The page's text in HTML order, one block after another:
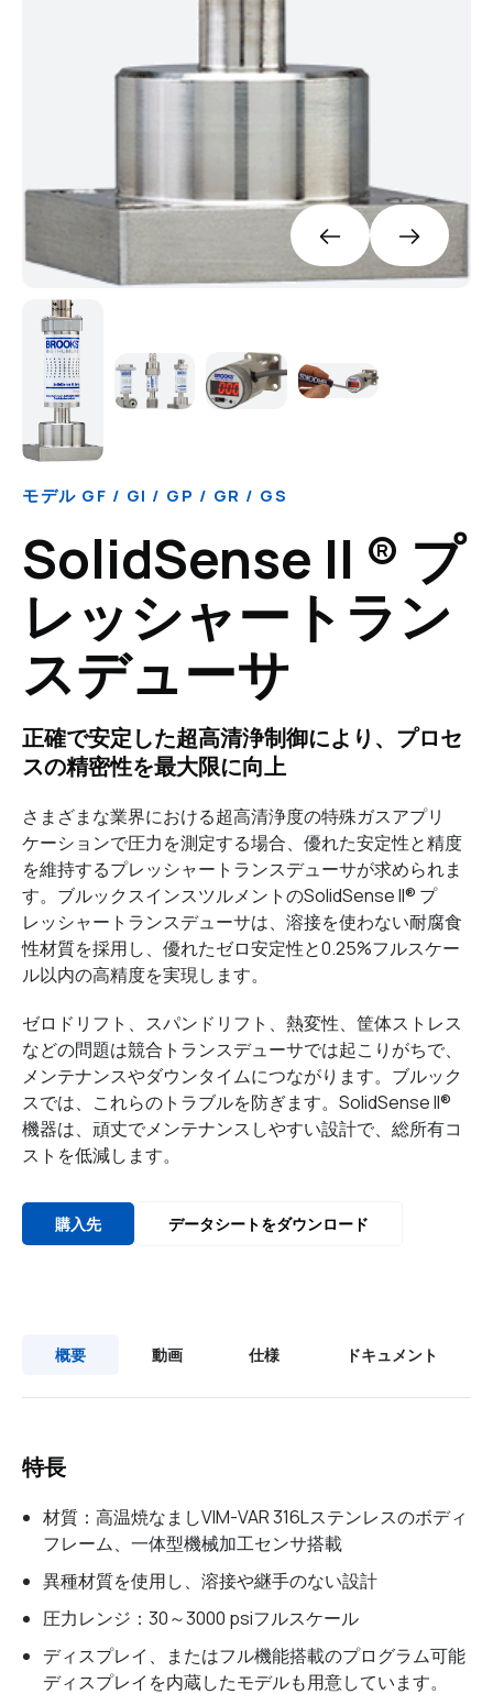
モデル GF / GI / GP / GR / GS
SolidSense II ® プ
レッシャートラン
スデューサ
正確で安定した超高清浄制御により、プロセ
スの精密性を最大限に向上
さまざまな業界における超高清浄度の特殊ガスアプリ
ケーションで圧力を測定する場合、優れた安定性と精度
を維持するプレッシャートランスデューサが求められま
す。ブルックスインスツルメントのSolidSense II® プ
レッシャートランスデューサは、溶接を使わない耐腐食
性材質を採用し、優れたゼロ安定性と0.25%フルスケー
ル以内の高精度を実現します。
ゼロドリフト、スパンドリフト、熱変性、筐体ストレス
などの問題は競合トランスデューサでは起こりがちで、
メンテナンスやダウンタイムにつながります。ブルック
スでは、これらのトラブルを防ぎます。SolidSense II®
機器は、頑丈でメンテナンスしやすい設計で、総所有コ
ストを低減します。
購入先 データシートをダウンロード
概要 動画 仕様 ドキュメント
特長
材質：高温焼なましVIM-VAR 316Lステンレスのボディ
フレーム、一体型機械加工センサ搭載
異種材質を使用し、溶接や継手のない設計
圧力レンジ：30～3000 psiフルスケール
ディスプレイ、またはフル機能搭載のプログラム可能
ディスプレイを内蔵したモデルも用意しています。